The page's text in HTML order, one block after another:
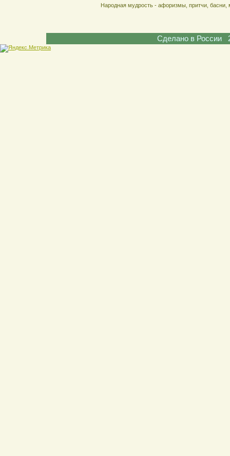
Народная мудрость - афоризмы, притчи,
Сделано в России